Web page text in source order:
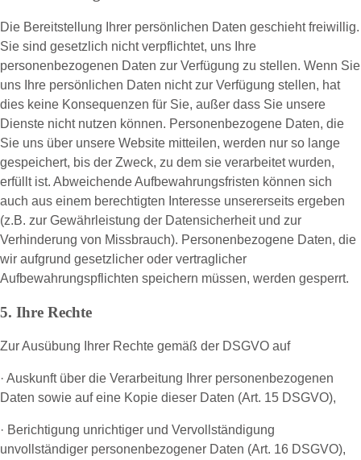
Die Bereitstellung Ihrer persönlichen Daten geschieht freiwillig.
Sie sind gesetzlich nicht verpflichtet, uns Ihre
personenbezogenen Daten zur Verfügung zu stellen. Wenn Sie
uns Ihre persönlichen Daten nicht zur Verfügung stellen, hat
dies keine Konsequenzen für Sie, außer dass Sie unsere
Dienste nicht nutzen können. Personenbezogene Daten, die
Sie uns über unsere Website mitteilen, werden nur so lange
gespeichert, bis der Zweck, zu dem sie verarbeitet wurden,
erfüllt ist. Abweichende Aufbewahrungsfristen können sich
auch aus einem berechtigten Interesse unsererseits ergeben
(z.B. zur Gewährleistung der Datensicherheit und zur
Verhinderung von Missbrauch). Personenbezogene Daten, die
wir aufgrund gesetzlicher oder vertraglicher
Aufbewahrungspflichten speichern müssen, werden gesperrt.
5. Ihre Rechte
Zur Ausübung Ihrer Rechte gemäß der DSGVO auf
· Auskunft über die Verarbeitung Ihrer personenbezogenen
Daten sowie auf eine Kopie dieser Daten (Art. 15 DSGVO),
· Berichtigung unrichtiger und Vervollständigung
unvollständiger personenbezogener Daten (Art. 16 DSGVO),